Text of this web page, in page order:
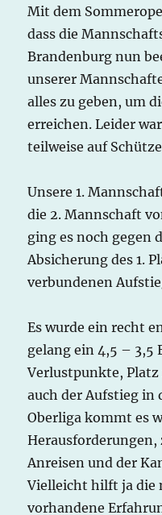
Mit dem
dass die
Brandenburg nun
unserer
alles zu geben, um
erreichen. Leider
teilweise auf
Unsere 1.
die 2. Mannschaft
ging es noch gegen
Absicherung des 1.
verbundenen
Es wurde ein recht
gelang ein 4,5 – 3,5
Verlustpunkte, Platz
auch der Aufstieg in
Oberliga kommt es
Herausforderungen,
Anreisen und der
Vielleicht hilft ja die
vorhandene